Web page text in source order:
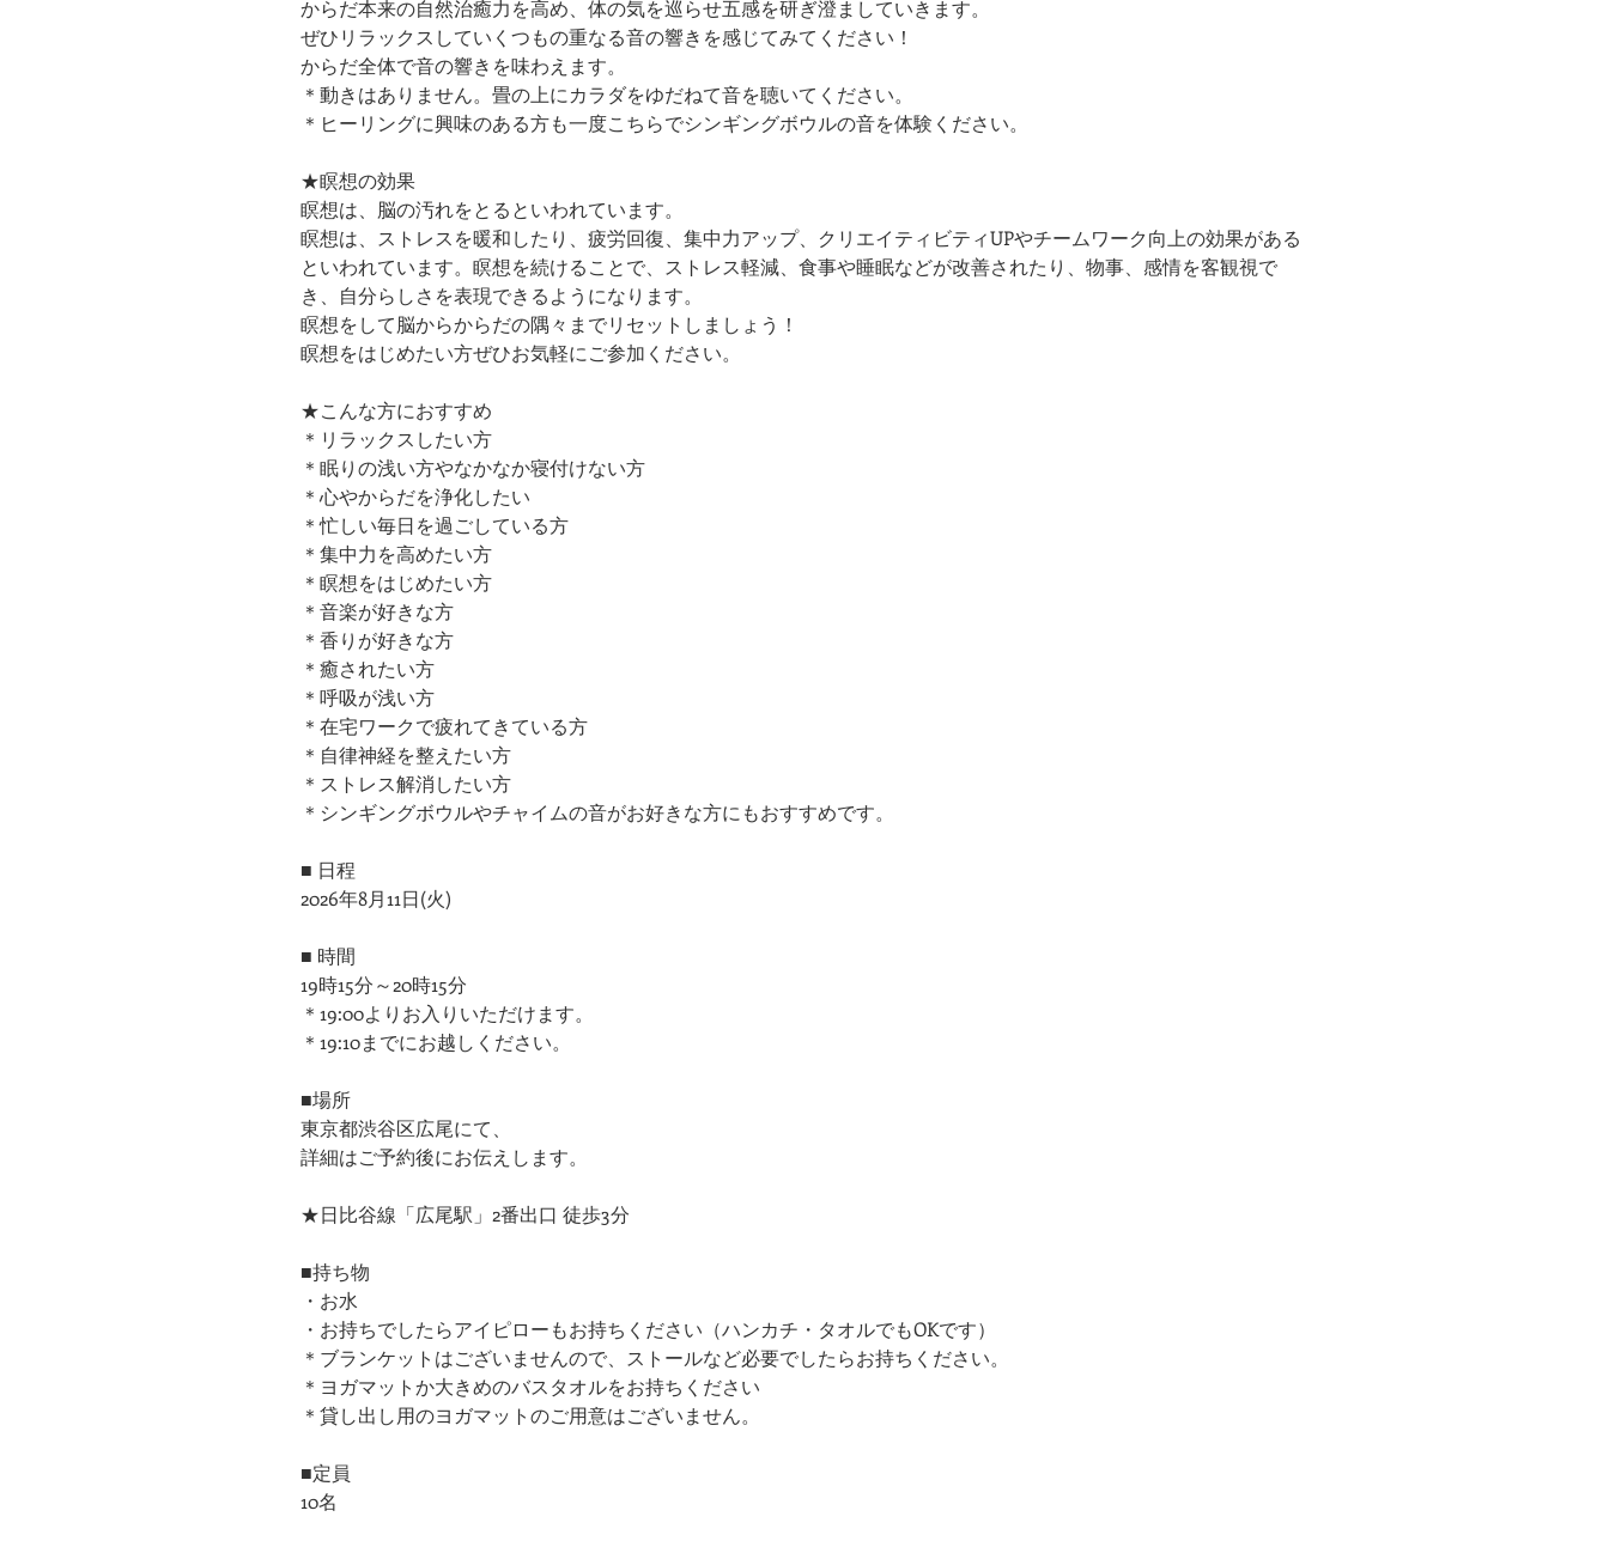
からだ本来の自然治癒力を高め、体の気を巡らせ五感を研ぎ澄ましていきます。
ぜひリラックスしていくつもの重なる音の響きを感じてみてください！
からだ全体で音の響きを味わえます。
＊動きはありません。畳の上にカラダをゆだねて音を聴いてください。
＊ヒーリングに興味のある方も一度こちらでシンギングボウルの音を体験ください。
★瞑想の効果
瞑想は、脳の汚れをとるといわれています。
瞑想は、ストレスを暖和したり、疲労回復、集中力アップ、クリエイティビティUPやチームワーク向上の効果がある
といわれています。瞑想を続けることで、ストレス軽減、食事や睡眠などが改善されたり、物事、感情を客観視で
き、自分らしさを表現できるようになります。
瞑想をして脳からからだの隅々までリセットしましょう！
瞑想をはじめたい方ぜひお気軽にご参加ください。
★こんな方におすすめ
＊リラックスしたい方
＊眠りの浅い方やなかなか寝付けない方
＊心やからだを浄化したい
＊忙しい毎日を過ごしている方
＊集中力を高めたい方
＊瞑想をはじめたい方
＊音楽が好きな方
＊香りが好きな方
＊癒されたい方
＊呼吸が浅い方
＊在宅ワークで疲れてきている方
＊自律神経を整えたい方
＊ストレス解消したい方
＊シンギングボウルやチャイムの音がお好きな方にもおすすめです。
■ 日程
2026年8月11日(火)
■ 時間
19時15分～20時15分
＊19:00よりお入りいただけます。
＊19:10までにお越しください。
■場所
東京都渋谷区広尾にて、
詳細はご予約後にお伝えします。
★日比谷線「広尾駅」2番出口 徒歩3分
■持ち物
・お水
・お持ちでしたらアイピローもお持ちください（ハンカチ・タオルでもOKです）
＊ブランケットはございませんので、ストールなど必要でしたらお持ちください。
＊ヨガマットか大きめのバスタオルをお持ちください
＊貸し出し用のヨガマットのご用意はございません。
■定員
10名